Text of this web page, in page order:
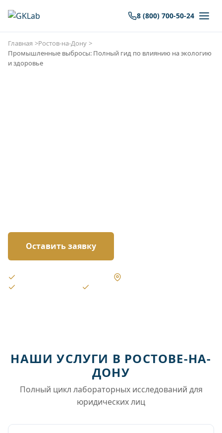
8 (800) 700-50-24
Главная
Ростов-на-Дону
Промышленные выбросы: Полный гид по влиянию на экологию
и здоровье
Оставить заявку
НАШИ УСЛУГИ В РОСТОВЕ-НА-
ДОНУ
Полный цикл лабораторных исследований для
юридических лиц